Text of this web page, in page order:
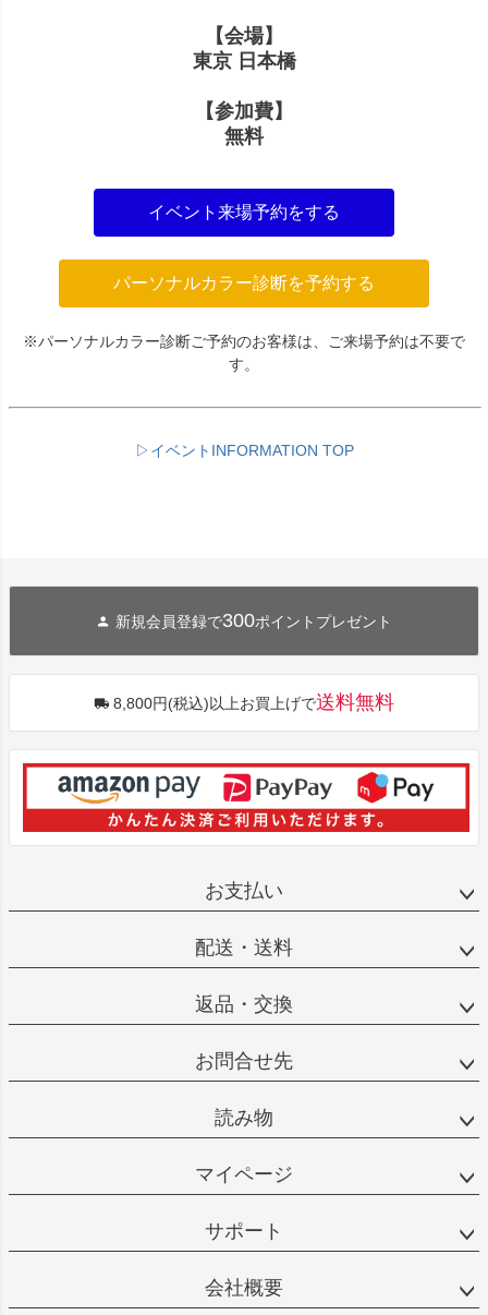
【会場】
東京 日本橋
【参加費】
無料
イベント来場予約をする
パーソナルカラー診断を予約する
※パーソナルカラー診断ご予約のお客様は、ご来場予約は不要で
す。
▷イベントINFORMATION TOP
新規会員登録で300ポイントプレゼント
8,800円(税込)以上お買上げで送料無料
お支払い
配送・送料
返品・交換
お問合せ先
読み物
マイページ
サポート
会社概要